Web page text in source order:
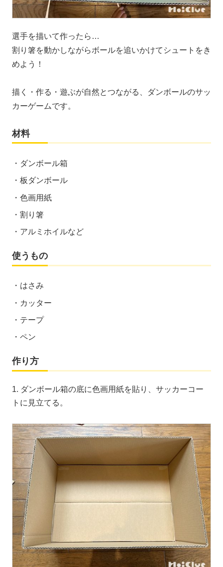
選手を描いて作ったら…
割り箸を動かしながらボールを追いかけてシュートをき
めよう！
描く・作る・遊ぶが自然とつながる、ダンボールのサッ
カーゲームです。
材料
ダンボール箱
板ダンボール
色画用紙
割り箸
アルミホイルなど
使うもの
はさみ
カッター
テープ
ペン
作り方
1. ダンボール箱の底に色画用紙を貼り、サッカーコー
トに見立てる。